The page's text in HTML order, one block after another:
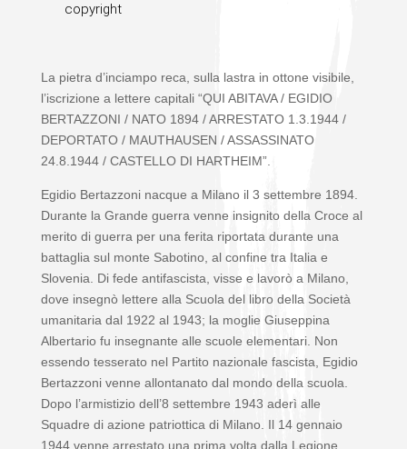
copyright
La pietra d’inciampo reca, sulla lastra in ottone visibile,
l’iscrizione a lettere capitali “QUI ABITAVA / EGIDIO
BERTAZZONI / NATO 1894 / ARRESTATO 1.3.1944 /
DEPORTATO / MAUTHAUSEN / ASSASSINATO
24.8.1944 / CASTELLO DI HARTHEIM”.
Egidio Bertazzoni nacque a Milano il 3 settembre 1894.
Durante la Grande guerra venne insignito della Croce al
merito di guerra per una ferita riportata durante una
battaglia sul monte Sabotino, al confine tra Italia e
Slovenia. Di fede antifascista, visse e lavorò a Milano,
dove insegnò lettere alla Scuola del libro della Società
umanitaria dal 1922 al 1943; la moglie Giuseppina
Albertario fu insegnante alle scuole elementari. Non
essendo tesserato nel Partito nazionale fascista, Egidio
Bertazzoni venne allontanato dal mondo della scuola.
Dopo l’armistizio dell’8 settembre 1943 aderì alle
Squadre di azione patriottica di Milano. Il 14 gennaio
1944 venne arrestato una prima volta dalla Legione